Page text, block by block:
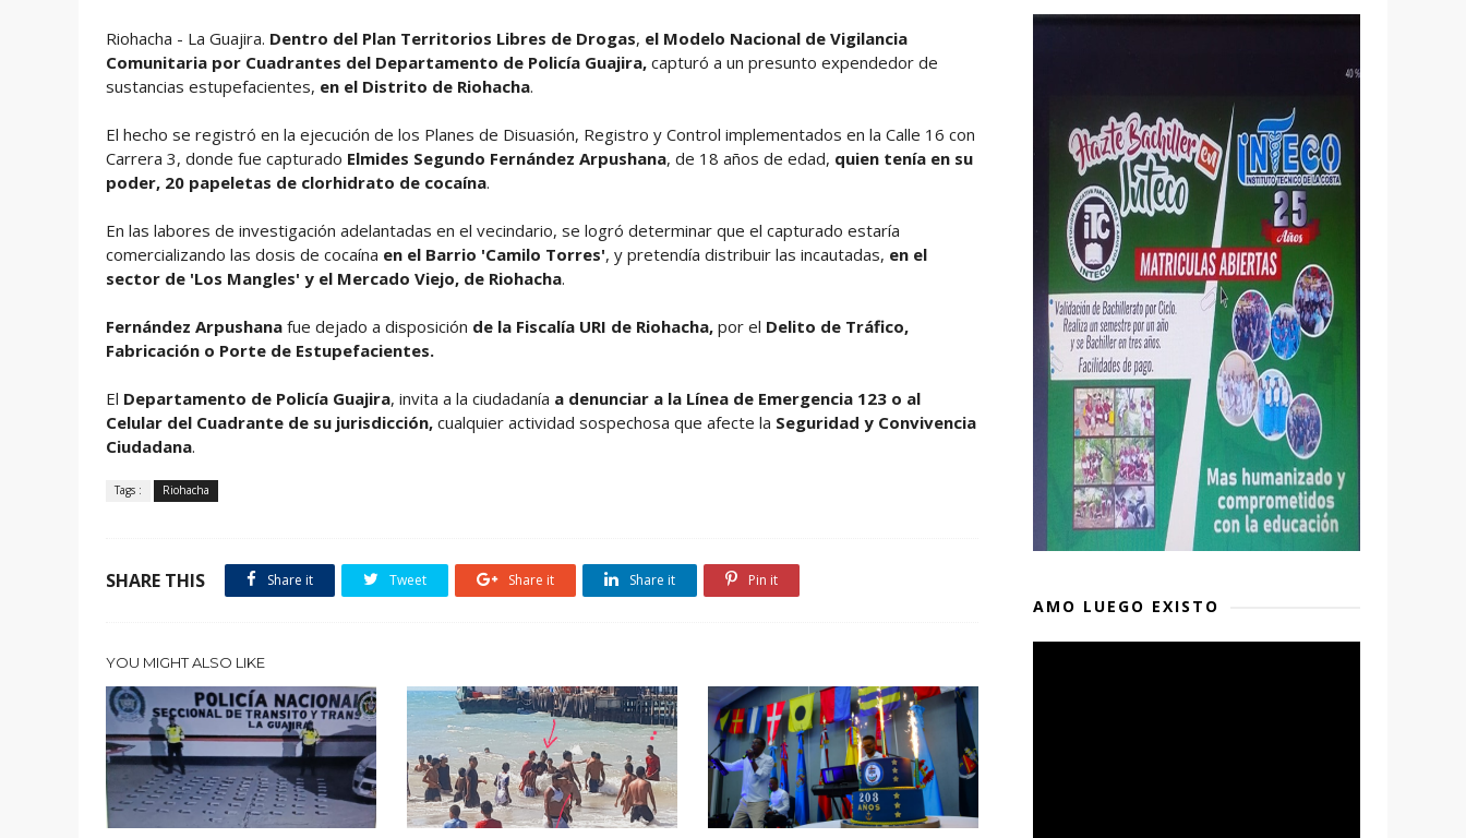
Riohacha - La Guajira. Dentro del Plan Territorios Libres de Drogas, el Modelo Nacional de Vigilancia
Comunitaria por Cuadrantes del Departamento de Policía Guajira, capturó a un presunto expendedor de
sustancias estupefacientes, en el Distrito de Riohacha.
El hecho se registró en la ejecución de los Planes de Disuasión, Registro y Control implementados en la Calle 16 con
Carrera 3, donde fue capturado Elmides Segundo Fernández Arpushana, de 18 años de edad, quien tenía en su
poder, 20 papeletas de clorhidrato de cocaína.
En las labores de investigación adelantadas en el vecindario, se logró determinar que el capturado estaría
comercializando las dosis de cocaína en el Barrio 'Camilo Torres', y pretendía distribuir las incautadas, en el
sector de 'Los Mangles' y el Mercado Viejo, de Riohacha.
Fernández Arpushana fue dejado a disposición de la Fiscalía URI de Riohacha, por el Delito de Tráfico,
Fabricación o Porte de Estupefacientes.
El Departamento de Policía Guajira, invita a la ciudadanía a denunciar a la Línea de Emergencia 123 o al
Celular del Cuadrante de su jurisdicción, cualquier actividad sospechosa que afecte la Seguridad y Convivencia
Ciudadana.
Tags : Riohacha
SHARE THIS Share it Tweet Share it Share it Pin it
YOU MIGHT ALSO LIKE
AMO LUEGO EXISTO